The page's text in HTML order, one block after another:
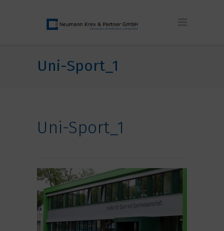
Uni-Sport_1
Uni-Sport_1